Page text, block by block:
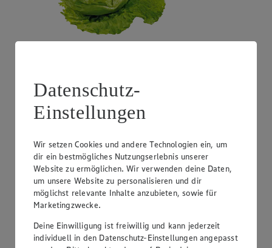
1.99
Festpreis von 1.99€
1 kg
Datenschutz-
Einstellungen
Wir setzen Cookies und andere Technologien ein, um
dir ein bestmögliches Nutzungserlebnis unserer
Website zu ermöglichen. Wir verwenden deine Daten,
um unsere Website zu personalisieren und dir
möglichst relevante Inhalte anzubieten, sowie für
Marketingzwecke.
Deine Einwilligung ist freiwillig und kann jederzeit
individuell in den Datenschutz-Einstellungen angepasst